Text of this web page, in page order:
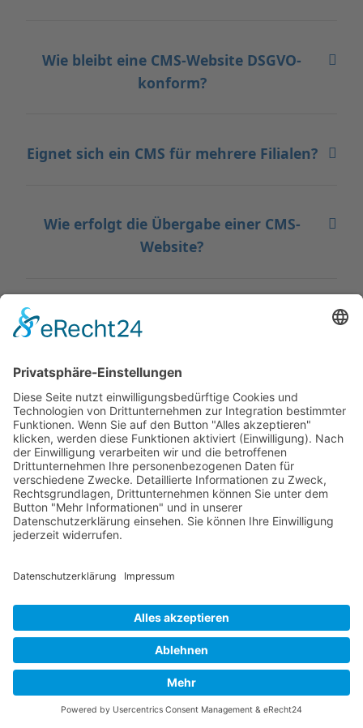
Wie bleibt eine CMS-Website DSGVO-
konform?
Eignet sich ein CMS für mehrere Filialen?
Wie erfolgt die Übergabe einer CMS-
Website?
GERECHTES SEO
Wie Sichtbarkeit ohne Manipulation gelingt: ein
Praxisleitfaden für faire und verantwortliche
Suchmaschinenoptimierung.
eBook.de Thalia